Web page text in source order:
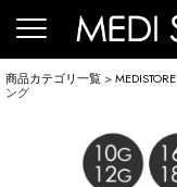
商品カテゴリ一覧 >MEDISTORE
ング